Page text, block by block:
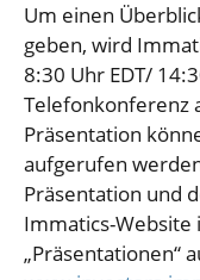
Um einen
geben, wird
8:30 Uhr EDT/
Telefonkonferenz
Präsentation
aufgerufen
Präsentation und
Immatics-
„Präsentationen“